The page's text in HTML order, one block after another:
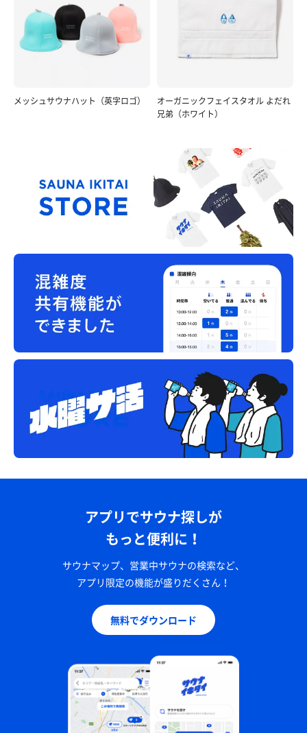
メッシュサウナハット（英字ロゴ）
オーガニックフェイスタオル よだれ
兄弟（ホワイト）
アプリでサウナ探しが
もっと便利に！
サウナマップ、営業中サウナの検索など、
アプリ限定の機能が盛りだくさん！
無料でダウンロード